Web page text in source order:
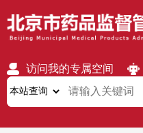
访问我的专属空间
无障碍 繁體